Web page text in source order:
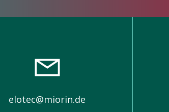
elotec@miorin.de